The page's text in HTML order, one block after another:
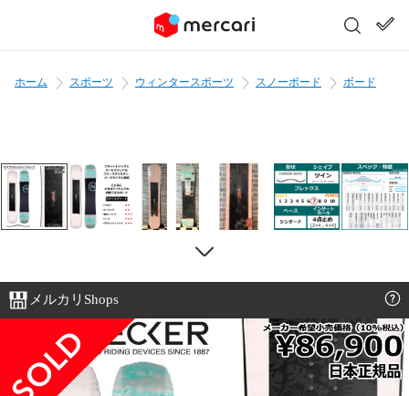
ホーム スポーツ ウィンタースポーツ スノーボード ボード
メルカリShops